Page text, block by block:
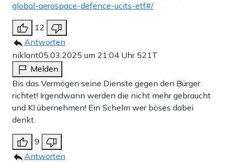
global-aerospace-defence-ucits-etf#/
12
Antworten
niklant05.03.2025 um 21:04 Uhr 521T
Melden
Bis das Vermögen seine Dienste gegen den Bürger
richtet! Irgendwann werden die nicht mehr gebraucht
und KI übernehmen! Ein Schelm wer böses dabei
denkt.
9
Antworten